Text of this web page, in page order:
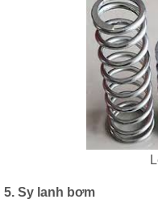
5. Sy lanh bơm